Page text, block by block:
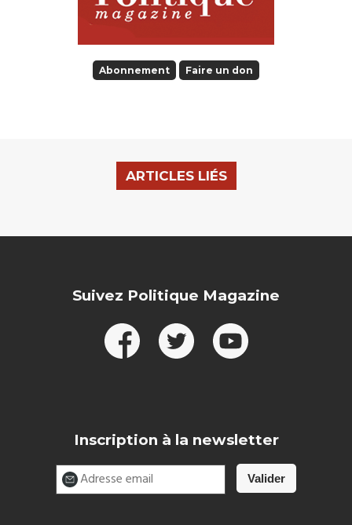
Abonnement Faire un don
ARTICLES LIÉS
Suivez Politique Magazine
Inscription à la newsletter